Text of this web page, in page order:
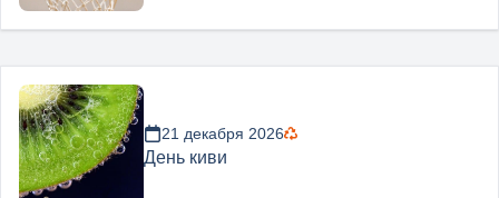
21 декабря 2026
День киви